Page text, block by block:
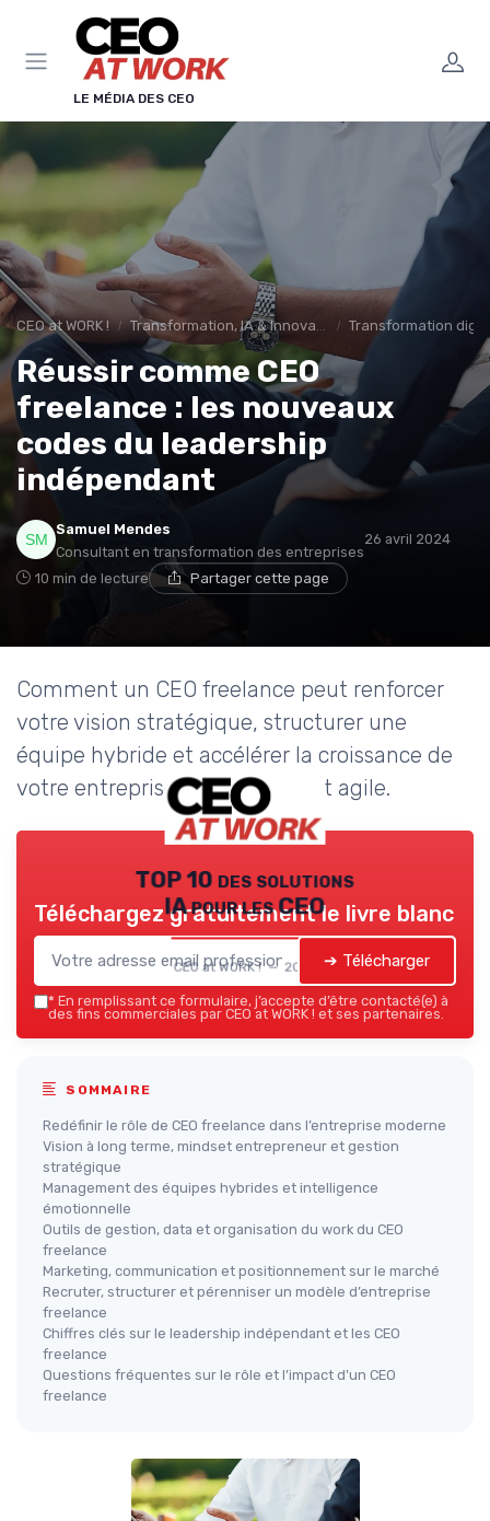
LE MÉDIA DES CEO
CEO at WORK ! Transformation, IA & Innovation Transformation
Réussir comme CEO
freelance : les nouveaux
codes du leadership
indépendant
Samuel Mendes
Consultant en transformation des entreprises
26 avril 2024
10 min de lecture Partager cette page
Comment un CEO freelance peut renforcer
votre vision stratégique, structurer une
équipe hybride et accélérer la croissance de
votre entreprise tout en restant agile.
TOP 10 des solutions
IA pour les CEO
CEO at WORK ! — 2026
Téléchargez gratuitement le livre blanc
➔ Télécharger
* En remplissant ce formulaire, j’accepte d’être contacté(e) à
des fins commerciales par CEO at WORK ! et ses partenaires.
SOMMAIRE
Redéfinir le rôle de CEO freelance dans l’entreprise moderne
Vision à long terme, mindset entrepreneur et gestion
stratégique
Management des équipes hybrides et intelligence
émotionnelle
Outils de gestion, data et organisation du work du CEO
freelance
Marketing, communication et positionnement sur le marché
Recruter, structurer et pérenniser un modèle d’entreprise
freelance
Chiffres clés sur le leadership indépendant et les CEO
freelance
Questions fréquentes sur le rôle et l’impact d’un CEO
freelance
Panneau de gestion des cookies